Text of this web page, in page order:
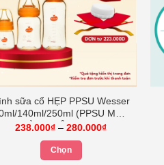
sữa cổ HẸP PPSU Wesser
140ml/250ml (PPSU MÀU
VÀNG MẬT ONG)
238.000₫ – 280.000₫Khoảng
Chọn